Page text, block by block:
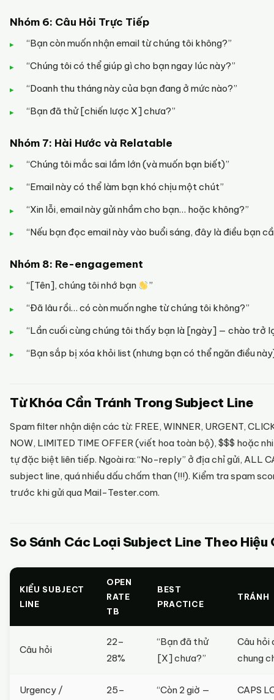
Nhóm 6: Câu Hỏi Trực Tiếp
“Bạn còn muốn nhận email từ chúng tôi không?”
“Chúng tôi có thể giúp gì cho bạn ngay lúc này?”
“Doanh thu tháng này của bạn đang ở mức nào?”
“Bạn đã thử [chiến lược X] chưa?”
Nhóm 7: Hài Hước và Relatable
“Chúng tôi mắc sai lầm lớn (và muốn bạn biết)”
“Email này có thể làm bạn khó chịu một chút”
“Xin lỗi, email này gửi nhầm cho bạn… hoặc không?”
“Nếu bạn đọc email này vào buổi sáng, đây là điều bạn
Nhóm 8: Re-engagement
“[Tên], chúng tôi nhớ bạn
”
“Đã lâu rồi… có còn muốn nghe từ chúng tôi không?”
“Lần cuối cùng chúng tôi thấy bạn là [ngày] — chào trở
“Bạn sắp bị xóa khỏi list (nhưng bạn có thể ngăn điều
Từ Khóa Cần Tránh Trong Subject Line
Spam filter nhận diện các từ: FREE, WINNER, URGENT,
NOW, LIMITED TIME OFFER (viết hoa toàn bộ), $$$ hoặc
tự đặc biệt liên tiếp. Ngoài ra: “No-reply” ở địa chỉ gửi, ALL
subject line, quá nhiều dấu chấm than (!!!). Kiểm tra spam
trước khi gửi qua Mail-Tester.com.
So Sánh Các Loại Subject Line Theo Hiệu
KIỂU SUBJECT
LINE
OPEN
RATE
TB
BEST
PRACTICE
TRÁNH
Câu hỏi
22–
28%
“Bạn đã thử
[X] chưa?”
Câu hỏi
chung
Urgency /
25–
“Còn 2 giờ —
CAPS